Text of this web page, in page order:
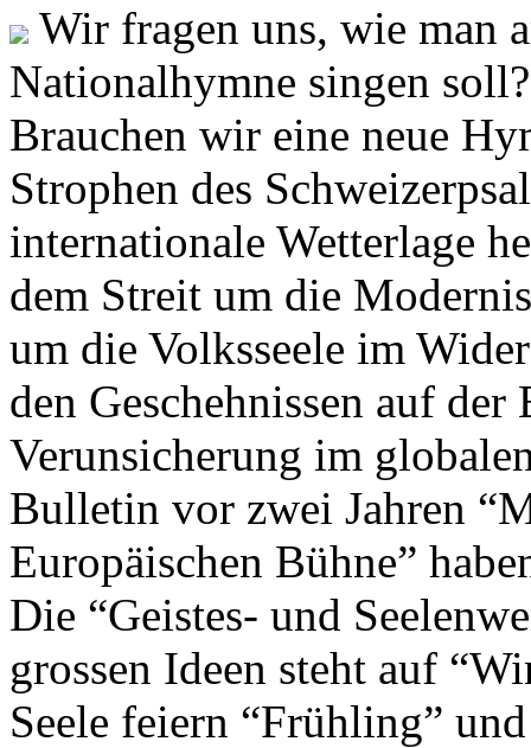
Wir fragen uns, wie man
Nationalhymne singen
Brauchen wir eine neue
Strophen des
internationale Wetterlage
dem Streit um die
um die Volksseele im
den Geschehnissen auf
Verunsicherung im
Bulletin vor zwei Jahren
Europäischen Bühne”
Die “Geistes- und
grossen Ideen steht auf
Seele feiern “Frühling”